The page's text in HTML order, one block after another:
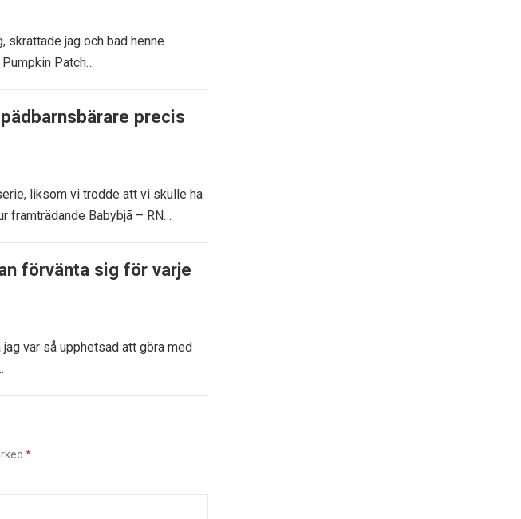
skrattade jag och bad henne
Patch…
precis
liksom vi trodde att vi skulle ha
framträdande Babybjã – RN…
förvänta sig för varje
var så upphetsad att göra med
*